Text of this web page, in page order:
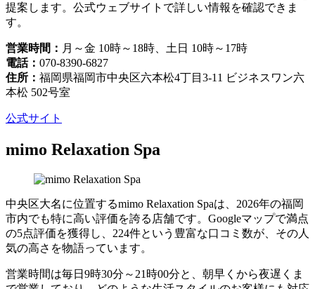
提案します。公式ウェブサイトで詳しい情報を確認できま
す。
営業時間： 月～金 10時～18時、土日 10時～17時
電話： 070-8390-6827
住所： 福岡県福岡市中央区六本松4丁目3-11 ビジネスワン六
本松 502号室
公式サイト
mimo Relaxation Spa
中央区大名に位置するmimo Relaxation Spaは、2026年の福岡
市内でも特に高い評価を誇る店舗です。Googleマップで満点
の5点評価を獲得し、224件という豊富な口コミ数が、その人
気の高さを物語っています。
営業時間は毎日9時30分～21時00分と、朝早くから夜遅くま